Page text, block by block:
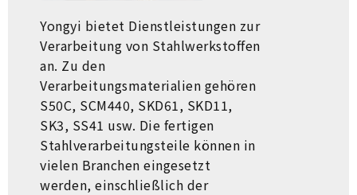
Yongyi bietet Dienstleistungen zur
Verarbeitung von Stahlwerkstoffen
an. Zu den
Verarbeitungsmaterialien gehören
S50C, SCM440, SKD61, SKD11,
SK3, SS41 usw. Die fertigen
Stahlverarbeitungsteile können in
vielen Branchen eingesetzt
werden, einschließlich der